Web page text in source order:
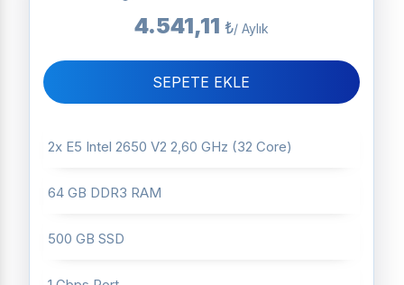
4.541,11 ₺/ Aylık
SEPETE EKLE
2x E5 Intel 2650 V2 2,60 GHz (32 Core)
64 GB DDR3 RAM
500 GB SSD